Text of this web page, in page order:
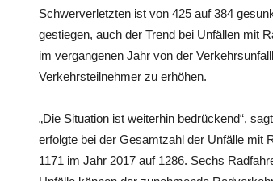
Schwerverletzten ist von 425 auf 384
gestiegen, auch der Trend bei Unfällen mit
im vergangenen Jahr von der
Verkehrsteilnehmer zu erhöhen.
„Die Situation ist weiterhin bedrückend“,
erfolgte bei der Gesamtzahl der Unfälle mit
1171 im Jahr 2017 auf 1286. Sechs